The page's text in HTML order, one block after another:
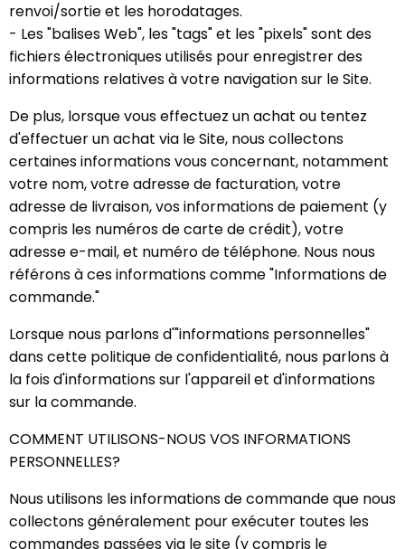
renvoi/sortie et les horodatages.
- Les "balises Web", les "tags" et les "pixels" sont des
fichiers électroniques utilisés pour enregistrer des
informations relatives à votre navigation sur le Site.
De plus, lorsque vous effectuez un achat ou tentez
d'effectuer un achat via le Site, nous collectons
certaines informations vous concernant, notamment
votre nom, votre adresse de facturation, votre
adresse de livraison, vos informations de paiement (y
compris les numéros de carte de crédit), votre
adresse e-mail, et numéro de téléphone. Nous nous
référons à ces informations comme "Informations de
commande."
Lorsque nous parlons d'"informations personnelles"
dans cette politique de confidentialité, nous parlons à
la fois d'informations sur l'appareil et d'informations
sur la commande.
COMMENT UTILISONS-NOUS VOS INFORMATIONS
PERSONNELLES?
Nous utilisons les informations de commande que nous
collectons généralement pour exécuter toutes les
commandes passées via le site (y compris le